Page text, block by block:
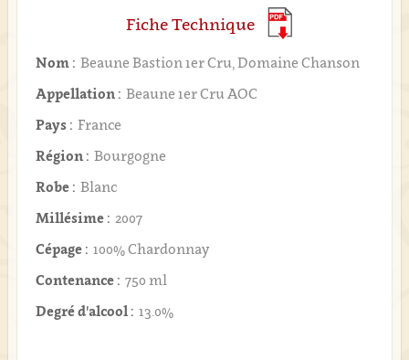
Fiche Technique
Nom : Beaune Bastion 1er Cru, Domaine Chanson
Appellation : Beaune 1er Cru AOC
Pays : France
Région : Bourgogne
Robe : Blanc
Millésime : 2007
Cépage : 100% Chardonnay
Contenance : 750 ml
Degré d'alcool : 13.0%